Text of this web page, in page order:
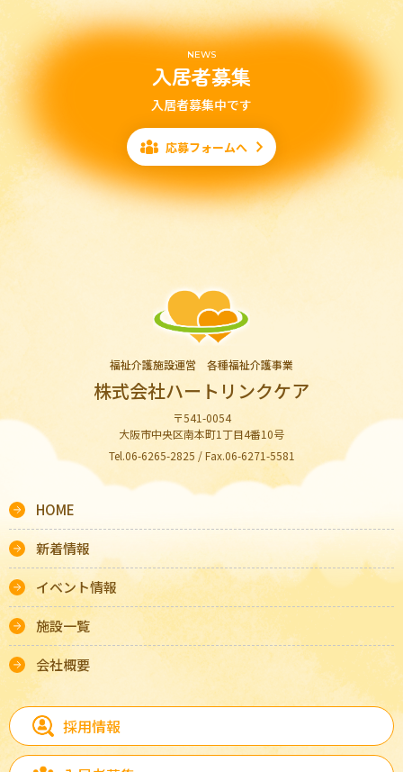
NEWS
入居者募集
入居者募集中です
応募フォームへ
福祉介護施設運営 各種福祉介護事業
株式会社ハートリンクケア
〒541-0054
大阪市中央区南本町1丁目4番10号
Tel.06-6265-2825 / Fax.06-6271-5581
HOME
新着情報
イベント情報
施設一覧
会社概要
採用情報